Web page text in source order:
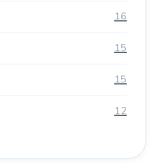
16
15
15
12